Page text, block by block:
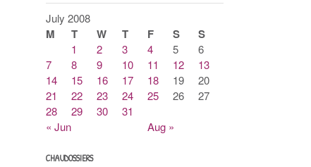
July 2008
M T W T F S S
« Jun Aug »
1 2 3 4 5
6
7
8 9 10 11 12
13
14
15 16 17 18 19
20
21
22 23 24 25 26
27
28
29 30 31
CHAUDOSSIERS